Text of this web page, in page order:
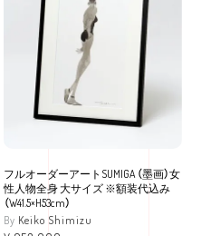
フルオーダーアートSUMIGA （墨画）女
性人物全身 大サイズ ※額装代込み
（W41.5×H53cm）
Keiko Shimizu